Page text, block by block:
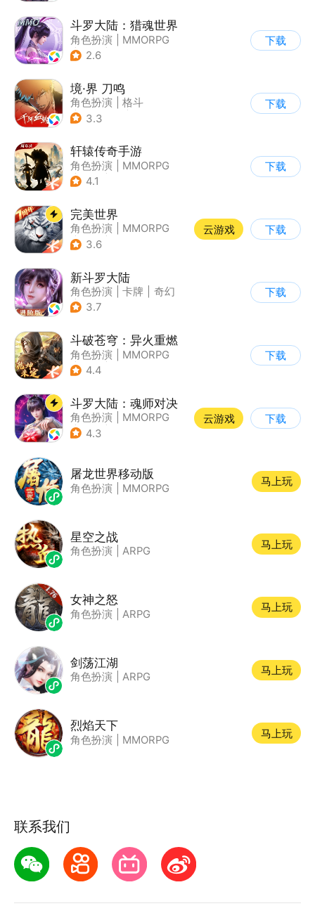
斗罗大陆：猎魂世界
角色扮演
MMORPG
| 奇幻
2.6
下载
境·界 刀鸣
角色扮演
格斗
| 动漫改编
3.3
下载
轩辕传奇手游
角色扮演
MMORPG
| 神话
4.1
下载
完美世界
角色扮演
MMORPG
| 奇幻
3.6
云游戏 下载
新斗罗大陆
角色扮演 卡牌
奇幻
| 斗罗大陆
3.7
下载
斗破苍穹：异火重燃
角色扮演
MMORPG
| 奇幻
4.4
下载
斗罗大陆：魂师对决
角色扮演
MMORPG
| 奇幻
4.3
云游戏 下载
屠龙世界移动版
角色扮演 MMORPG
马上玩
星空之战
角色扮演 ARPG
马上玩
女神之怒
角色扮演 ARPG
马上玩
剑荡江湖
角色扮演 ARPG
马上玩
烈焰天下
角色扮演 MMORPG
马上玩
联系我们